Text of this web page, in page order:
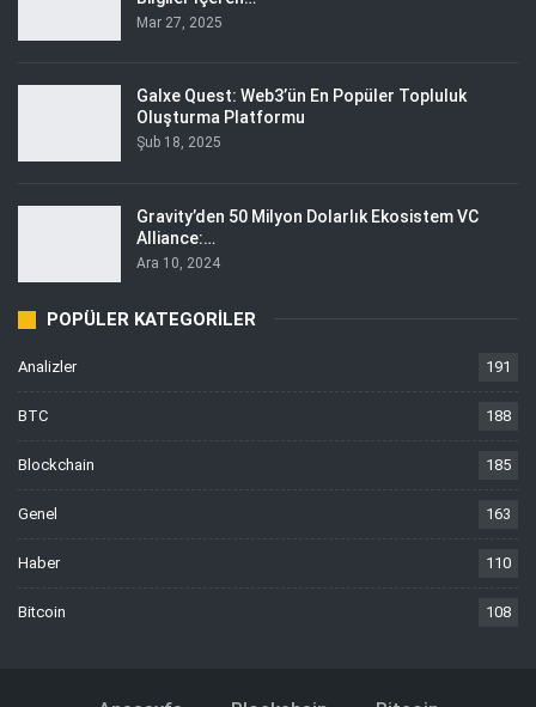
Mar 27, 2025
Galxe Quest: Web3’ün En Popüler Topluluk
Oluşturma Platformu
Şub 18, 2025
Gravity’den 50 Milyon Dolarlık Ekosistem VC
Alliance:…
Ara 10, 2024
POPÜLER KATEGORILER
Analizler 191
BTC 188
Blockchain 185
Genel 163
Haber 110
Bitcoin 108